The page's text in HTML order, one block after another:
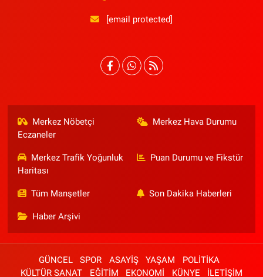
[email protected]
Merkez Nöbetçi
Eczaneler
Merkez Hava Durumu
Merkez Trafik Yoğunluk
Haritası
Puan Durumu ve Fikstür
Tüm Manşetler Son Dakika Haberleri
Haber Arşivi
GÜNCEL SPOR ASAYİŞ YAŞAM
POLİTİKA
KÜLTÜR SANAT
EĞİTİM EKONOMİ KÜNYE İLETİŞİM